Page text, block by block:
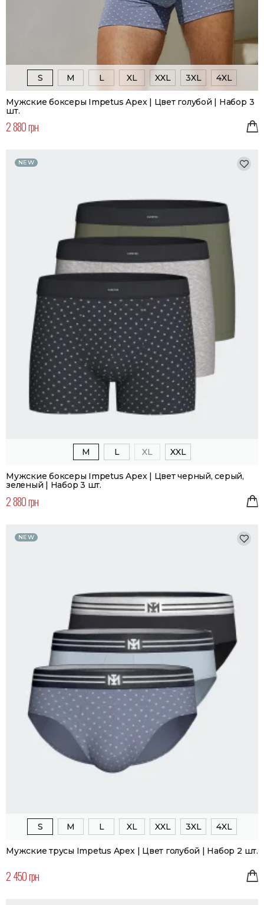
S M L XL XXL 3XL 4XL
Мужские боксеры Impetus Apex | Цвет голубой | Набор 3
шт.
2 880 грн
NEW
M L XL XXL
Мужские боксеры Impetus Apex | Цвет черный, серый,
зеленый | Набор 3 шт.
2 880 грн
NEW
S M L XL XXL 3XL 4XL
Мужские трусы Impetus Apex | Цвет голубой | Набор 2 шт.
2 450 грн